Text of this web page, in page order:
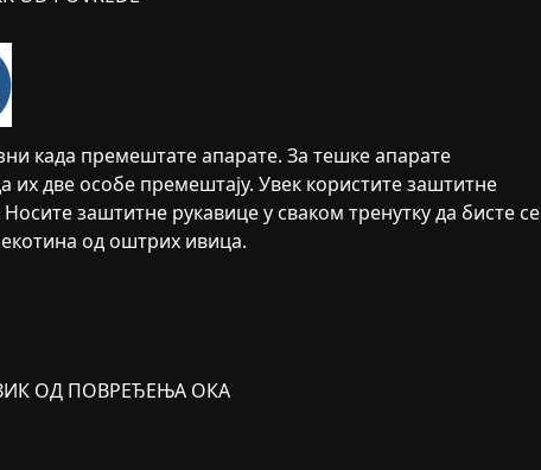
када премештате апарате. За тешке апарате
их две особе премештају. Увек користите заштитне
заштитне рукавице у сваком тренутку да бисте се
од оштрих ивица.
ОД ПОВРЕЂЕЊА ОКА